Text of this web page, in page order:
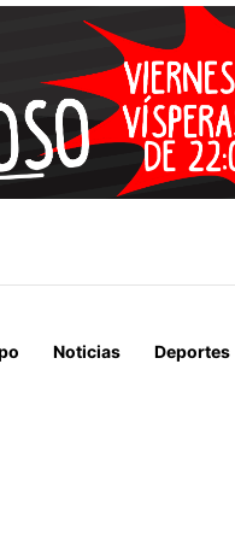
LA VIDA”: LA EMOTIVA
Noticias Deportes